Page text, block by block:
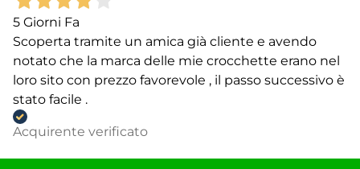
5 Giorni Fa
Scoperta tramite un amica già cliente e avendo
notato che la marca delle mie crocchette erano nel
loro sito con prezzo favorevole , il passo successivo è
stato facile .
Acquirente verificato